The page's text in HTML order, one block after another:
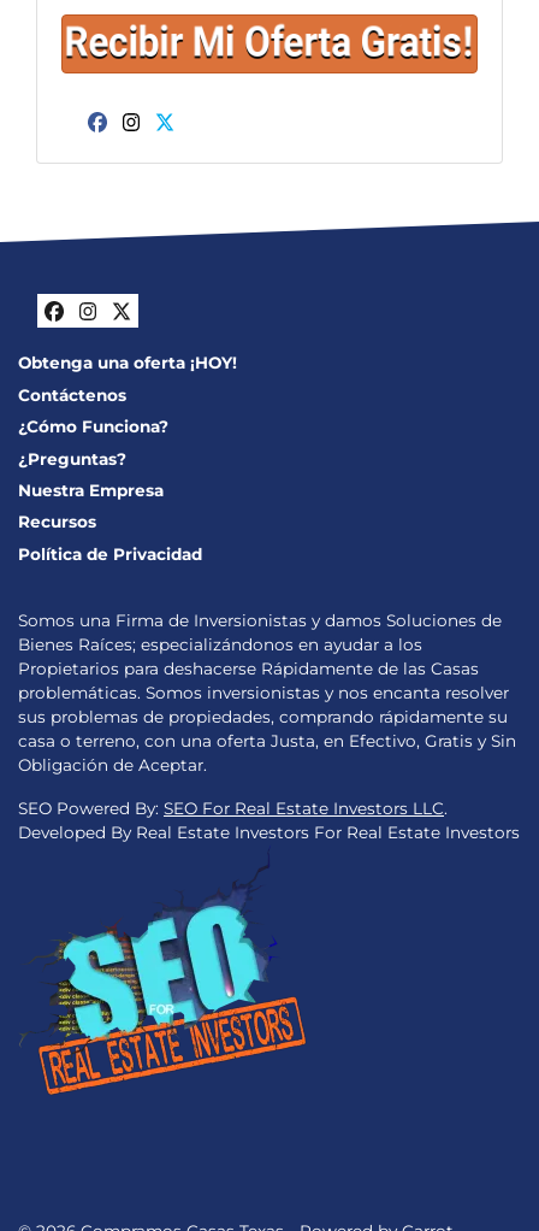
Facebook
Instagram
Twitter
Facebook
Instagram
Twitter
Obtenga una oferta ¡HOY!
Contáctenos
¿Cómo Funciona?
¿Preguntas?
Nuestra Empresa
Recursos
Política de Privacidad
Somos una Firma de Inversionistas y damos Soluciones de
Bienes Raíces; especializándonos en ayudar a los
Propietarios para deshacerse Rápidamente de las Casas
problemáticas. Somos inversionistas y nos encanta resolver
sus problemas de propiedades, comprando rápidamente su
casa o terreno, con una oferta Justa, en Efectivo, Gratis y Sin
Obligación de Aceptar.
SEO Powered By: SEO For Real Estate Investors LLC.
Developed By Real Estate Investors For Real Estate Investors